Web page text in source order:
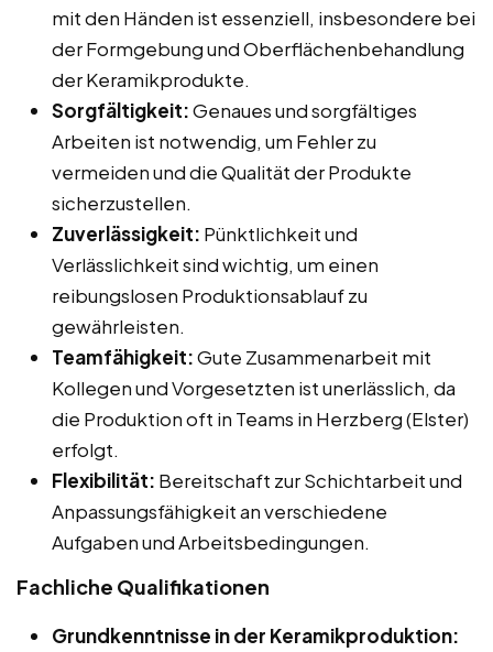
mit den Händen ist essenziell, insbesondere bei
der Formgebung und Oberflächenbehandlung
der Keramikprodukte.
Sorgfältigkeit:Genaues und sorgfältiges
Arbeiten ist notwendig, um Fehler zu
vermeiden und die Qualität der Produkte
sicherzustellen.
Zuverlässigkeit: Pünktlichkeit und
Verlässlichkeit sind wichtig, um einen
reibungslosen Produktionsablauf zu
gewährleisten.
Teamfähigkeit:Gute Zusammenarbeit mit
Kollegen und Vorgesetzten ist unerlässlich, da
die Produktion oft in Teams in Herzberg (Elster)
erfolgt.
Flexibilität: Bereitschaft zur Schichtarbeit und
Anpassungsfähigkeit an verschiedene
Aufgaben und Arbeitsbedingungen.
Fachliche Qualifikationen
Grundkenntnisse in der Keramikproduktion: